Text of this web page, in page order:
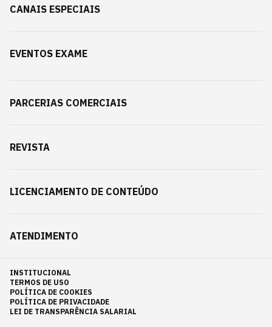
CANAIS ESPECIAIS
EVENTOS EXAME
PARCERIAS COMERCIAIS
REVISTA
LICENCIAMENTO DE CONTEÚDO
ATENDIMENTO
INSTITUCIONAL
TERMOS DE USO
POLÍTICA DE COOKIES
POLÍTICA DE PRIVACIDADE
LEI DE TRANSPARÊNCIA SALARIAL